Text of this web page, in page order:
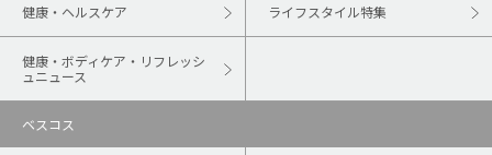
健康・ヘルスケア ライフスタイル特集
健康・ボディケア・リフレッシ
ュニュース
ベスコス